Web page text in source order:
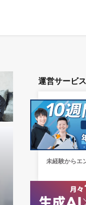
運営サービス
未経験からエ